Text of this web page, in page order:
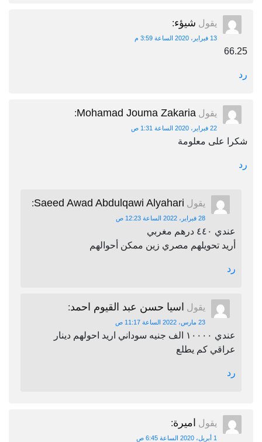
يقول شيؤء:
13 فبراير، 2020 الساعة 3:59 م
66.25
رد
يقول Mohamad Jouma Zakaria
:
22 فبراير، 2020 الساعة 1:31 ص
شكرا على معلومة
رد
يقول Saeed Awad Abdulqawi Alyahari
:
28 فبراير، 2022 الساعة 12:23 ص
عندي ٤٤٠ درهم مغربي
أريد تحويلهم مصري زين ممكن أحوالهم
رد
يقول اسيا حسن عبد القيوم احمد:
23 مارس، 2022 الساعة 11:17 ص
عندي ١٠٠٠٠ الف جنيه سوداني اريد احولهم دينار
عراقي كم يطلع
رد
يقول اميرة:
1 أبريل، 2020 الساعة 6:45 ص